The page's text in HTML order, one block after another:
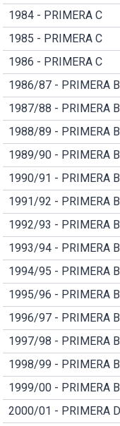
1984 - PRIMERA C
1985 - PRIMERA C
1986 - PRIMERA C
1986/87 - PRIMERA B
1987/88 - PRIMERA B
1988/89 - PRIMERA B
1989/90 - PRIMERA B
1990/91 - PRIMERA B
1991/92 - PRIMERA B
1992/93 - PRIMERA B
1993/94 - PRIMERA B
1994/95 - PRIMERA B
1995/96 - PRIMERA B
1996/97 - PRIMERA
1997/98 - PRIMERA
1998/99 - PRIMERA
1999/00 - PRIMERA
2000/01 - PRIMERA